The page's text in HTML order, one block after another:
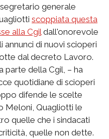
generale
scoppiata questa
alla Cgil dall'onorevole
annunci di nuovi scioperi
dal decreto Lavoro.
parte della Cgil, – ha
quotidiane di scioperi
difende le scelte
Meloni, Quagliotti le
quelle che i sindacati
quelle non dette.